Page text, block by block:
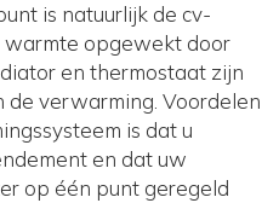
is natuurlijk de cv-
warmte opgewekt door
en thermostaat zijn
de verwarming. Voordelen
is dat u
en dat uw
op één punt geregeld